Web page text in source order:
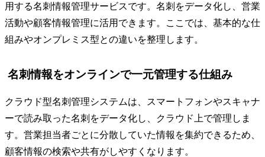
用する名刺情報管理サービスです。名刺をデータ化し、営業
活動や顧客情報管理に活用できます。ここでは、基本的な仕
組みやオンプレミス型との違いを整理します。
名刺情報をオンラインで一元管理する仕組み
クラウド型名刺管理システムは、スマートフォンやスキャナ
ーで読み取った名刺をデータ化し、クラウド上で管理しま
す。営業担当者ごとに分散していた情報を集約できるため、
顧客情報の検索や共有がしやすくなります。